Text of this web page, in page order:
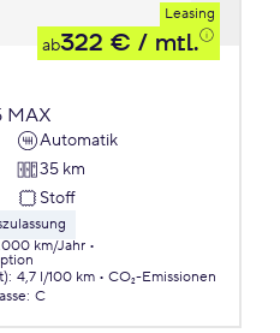
Leasing
ab322 € / mtl.
MAX
Automatik
35 km
Stoff
km/Jahr
: 4,7 l/100 km
CO₂-Emissionen
: C